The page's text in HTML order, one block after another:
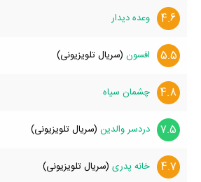
4.6 وعده دیدار
5.5 افسون (سریال تلویزیونی)
4.8 چشمان سیاه
7.5 دردسر والدین (سریال تلویزیونی)
4.7 خانه پدری (سریال تلویزیونی)